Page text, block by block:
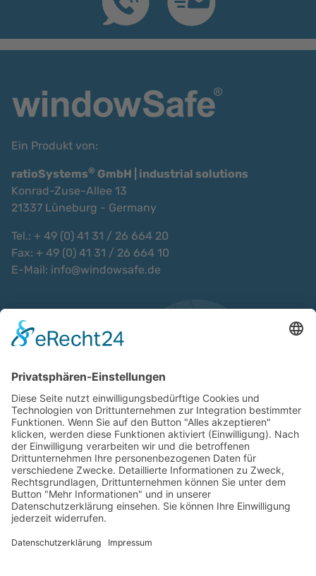
Ein Produkt von:
ratioSystems® GmbH | industrial solutions
Konrad-Zuse-Allee 13
21337 Lüneburg - Germany
Tel.: + 49 (0) 41 31 / 26 664 20
Fax: + 49 (0) 41 31 / 26 664 10
E-Mail: info@windowsafe.de
Wir sind nach ISO 9001:2015 zertifiziert: